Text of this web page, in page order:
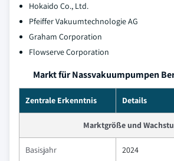
Hokaido Co., Ltd.
Pfeiffer Vakuumtechnologie AG
Graham Corporation
Flowserve Corporation
Markt für Nassvakuumpumpen
Zentrale Erkenntnis Details
Marktgröße und
Basisjahr 2024